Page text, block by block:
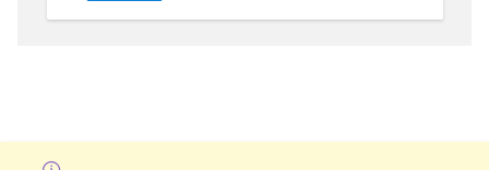
aplicación. Nuestro enfoque será en las